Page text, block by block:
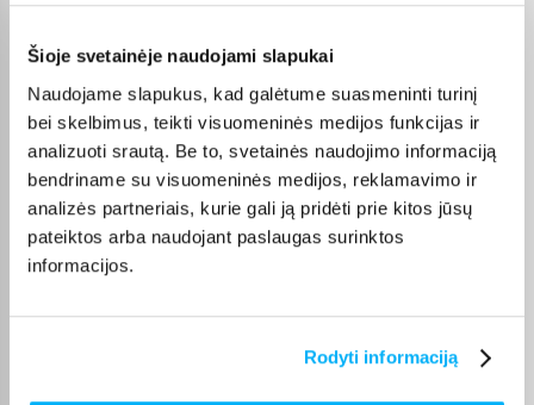
Šioje svetainėje naudojami slapukai
Naudojame slapukus, kad galėtume suasmeninti turinį
bei skelbimus, teikti visuomeninės medijos funkcijas ir
analizuoti srautą. Be to, svetainės naudojimo informaciją
bendriname su visuomeninės medijos, reklamavimo ir
analizės partneriais, kurie gali ją pridėti prie kitos jūsų
pateiktos arba naudojant paslaugas surinktos
informacijos.
Rodyti informaciją
variantą internetu.
Pirkėjų atsiliepimai apie prekes
Otilija J.